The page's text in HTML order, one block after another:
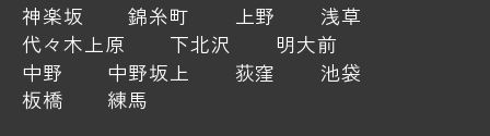
神楽坂
錦糸町 上野
浅草
代々木上原
下北沢
明大前
中野
中野坂上 荻窪
池袋
板橋
練馬